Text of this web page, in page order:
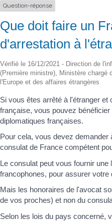
Question-réponse
Que doit faire un
d'arrestation à
Vérifié le 16/12/2021 - Direction de
(Première ministre), Ministère chargé
l'Europe et des affaires étrangères
Si vous êtes arrêté à l'étranger et
française, vous pouvez
diplomatiques françaises.
Pour cela, vous devez demander
consulat de France compétent
Le consulat peut vous fournir
francophones, pour assurer votre
Mais les honoraires de l'avocat
de vos proches) et non du
Selon les lois du pays concerné,